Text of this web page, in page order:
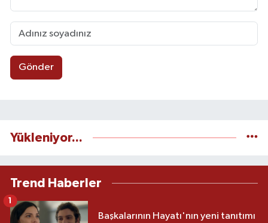
Gönder
Yükleniyor...
Trend Haberler
Başkalarının Hayatı'nın yeni tanıtımı
1